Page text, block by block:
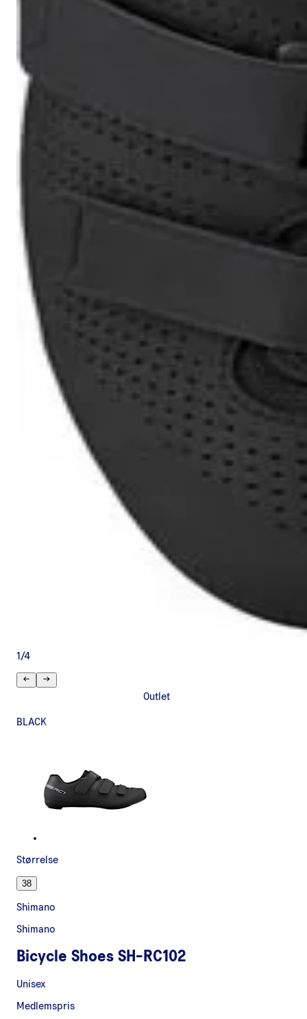
1 /4
Outlet
BLACK
Størrelse
38
Shimano
Shimano
Bicycle Shoes SH-RC102
Unisex
Medlemspris